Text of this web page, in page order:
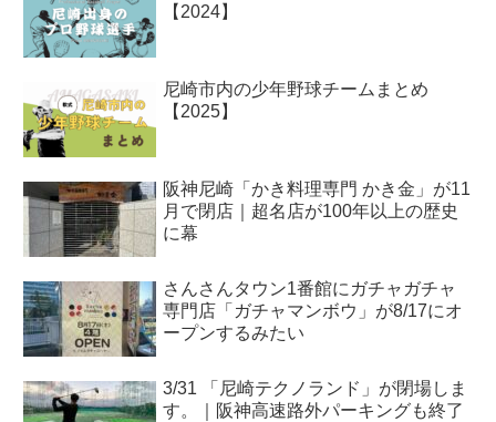
【2024】
尼崎市内の少年野球チームまとめ
【2025】
阪神尼崎「かき料理専門 かき金」が11
月で閉店｜超名店が100年以上の歴史
に幕
さんさんタウン1番館にガチャガチャ
専門店「ガチャマンボウ」が8/17にオ
ープンするみたい
3/31 「尼崎テクノランド」が閉場しま
す。｜阪神高速路外パーキングも終了